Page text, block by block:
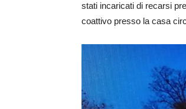
stati incaricati di recarsi
coattivo presso la casa